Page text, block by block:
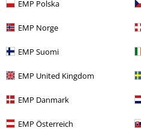
EMP Polska
EMP Norge
EMP Suomi
EMP United Kingdom
EMP Danmark
EMP Österreich
Rea %
15% rabatt när du registrerar dig